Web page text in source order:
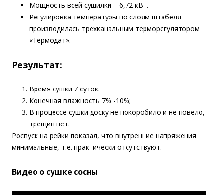
Мощность всей сушилки – 6,72 кВт.
Регулировка температуры по слоям штабеля
производилась трехканальным терморегулятором
«Термодат».
Результат:
Время сушки 7 суток.
Конечная влажность 7% -10%;
В процессе сушки доску не покоробило и не повело,
трещин нет.
Роспуск на рейки показал, что внутренние напряжения
минимальные, т.е. практически отсутствуют.
Видео о сушке сосны